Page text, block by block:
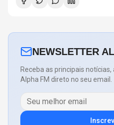
NEWSLETTER
Receba as principais
Alpha FM direto no seu email.